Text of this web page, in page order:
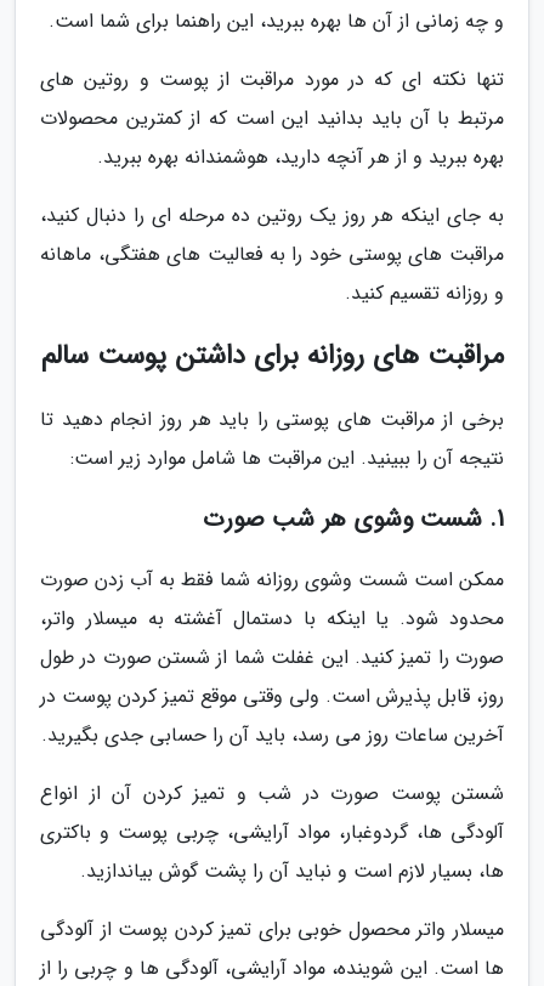
و چه زمانی از آن ها بهره ببرید، این راهنما برای شما است.
تنها نکته ای که در مورد مراقبت از پوست و روتین های
مرتبط با آن باید بدانید این است که از کمترین محصولات
بهره ببرید و از هر آنچه دارید، هوشمندانه بهره ببرید.
به جای اینکه هر روز یک روتین ده مرحله ای را دنبال کنید،
مراقبت های پوستی خود را به فعالیت های هفتگی، ماهانه
و روزانه تقسیم کنید.
مراقبت های روزانه برای داشتن پوست سالم
برخی از مراقبت های پوستی را باید هر روز انجام دهید تا
نتیجه آن را ببینید. این مراقبت ها شامل موارد زیر است:
1. شست وشوی هر شب صورت
ممکن است شست وشوی روزانه شما فقط به آب زدن صورت
محدود شود. یا اینکه با دستمال آغشته به میسلار واتر،
صورت را تمیز کنید. این غفلت شما از شستن صورت در طول
روز، قابل پذیرش است. ولی وقتی موقع تمیز کردن پوست در
آخرین ساعات روز می رسد، باید آن را حسابی جدی بگیرید.
شستن پوست صورت در شب و تمیز کردن آن از انواع
آلودگی ها، گردوغبار، مواد آرایشی، چربی پوست و باکتری
ها، بسیار لازم است و نباید آن را پشت گوش بیاندازید.
میسلار واتر محصول خوبی برای تمیز کردن پوست از آلودگی
ها است. این شوینده، مواد آرایشی، آلودگی ها و چربی را از